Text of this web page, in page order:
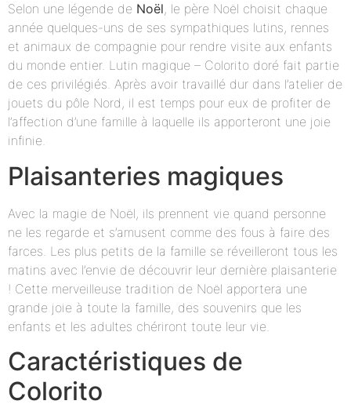
Selon une légende de Noël, le père Noël choisit chaque
année quelques-uns de ses sympathiques lutins, rennes
et animaux de compagnie pour rendre visite aux enfants
du monde entier. Lutin magique – Colorito doré fait partie
de ces privilégiés. Après avoir travaillé dur dans l’atelier de
jouets du pôle Nord, il est temps pour eux de profiter de
l’affection d’une famille à laquelle ils apporteront une joie
infinie.
Plaisanteries magiques
Avec la magie de Noël, ils prennent vie quand personne
ne les regarde et s’amusent comme des fous à faire des
farces. Les plus petits de la famille se réveilleront tous les
matins avec l’envie de découvrir leur dernière plaisanterie
! Cette merveilleuse tradition de Noël apportera une
grande joie à toute la famille, des souvenirs que les
enfants et les adultes chériront toute leur vie.
Caractéristiques de
Colorito